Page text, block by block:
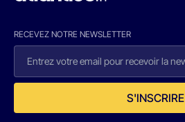
RECEVEZ NOTRE NEWSLETTER
S'INSCRIRE